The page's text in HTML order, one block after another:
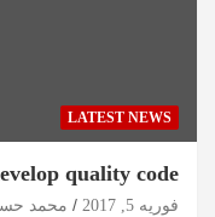
LATEST NEWS
quality code
فوریه 5, 2017 محمد